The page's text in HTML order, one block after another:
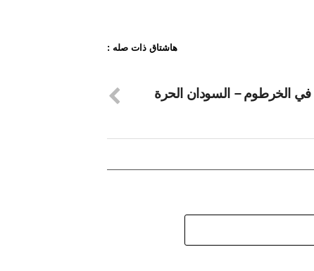
هاشتاق ذات صله :
الخرطوم – السودان الحرة